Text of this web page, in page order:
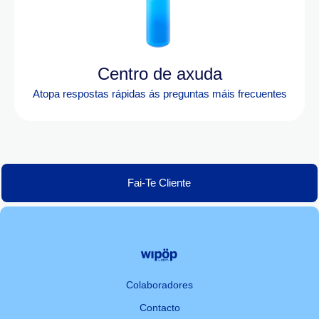
Centro de axuda
Atopa respostas rápidas ás preguntas máis frecuentes
Fai-Te Cliente
Colaboradores
Contacto